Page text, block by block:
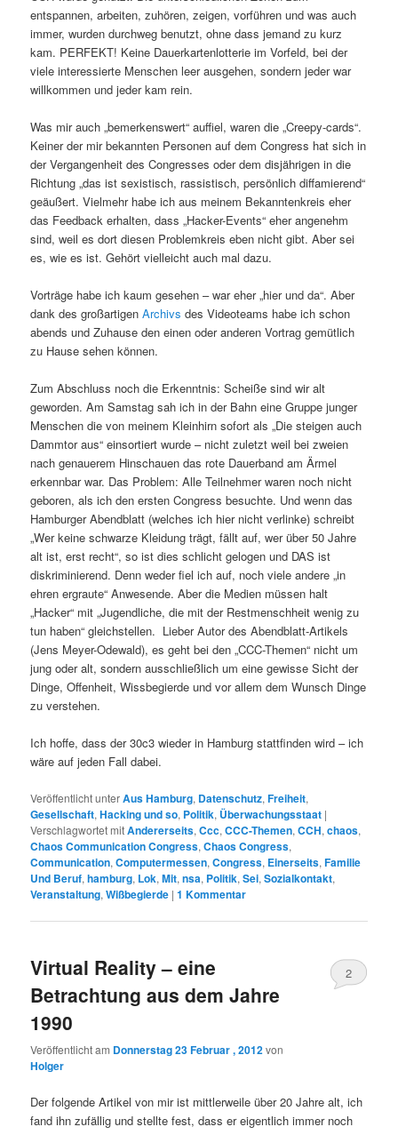
entspannen, arbeiten, zuhören, zeigen, vorführen und was auch
immer, wurden durchweg benutzt, ohne dass jemand zu kurz
kam. PERFEKT! Keine Dauerkartenlotterie im Vorfeld, bei der
viele interessierte Menschen leer ausgehen, sondern jeder war
willkommen und jeder kam rein.
Was mir auch „bemerkenswert“ auffiel, waren die „Creepy-cards“.
Keiner der mir bekannten Personen auf dem Congress hat sich in
der Vergangenheit des Congresses oder dem disjährigen in die
Richtung „das ist sexistisch, rassistisch, persönlich diffamierend“
geäußert. Vielmehr habe ich aus meinem Bekanntenkreis eher
das Feedback erhalten, dass „Hacker-Events“ eher angenehm
sind, weil es dort diesen Problemkreis eben nicht gibt. Aber sei
es, wie es ist. Gehört vielleicht auch mal dazu.
Vorträge habe ich kaum gesehen – war eher „hier und da“. Aber
dank des großartigenArchivs des Videoteams habe ich schon
abends und Zuhause den einen oder anderen Vortrag gemütlich
zu Hause sehen können.
Zum Abschluss noch die Erkenntnis: Scheiße sind wir alt
geworden. Am Samstag sah ich in der Bahn eine Gruppe junger
Menschen die von meinem Kleinhirn sofort als „Die steigen auch
Dammtor aus“ einsortiert wurde – nicht zuletzt weil bei zweien
nach genauerem Hinschauen das rote Dauerband am Ärmel
erkennbar war. Das Problem: Alle Teilnehmer waren noch nicht
geboren, als ich den ersten Congress besuchte. Und wenn das
Hamburger Abendblatt (welches ich hier nicht verlinke) schreibt
„Wer keine schwarze Kleidung trägt, fällt auf, wer über 50 Jahre
alt ist, erst recht“, so ist dies schlicht gelogen und DAS ist
diskriminierend. Denn weder fiel ich auf, noch viele andere „in
ehren ergraute“ Anwesende. Aber die Medien müssen halt
„Hacker“ mit „Jugendliche, die mit der Restmenschheit wenig zu
tun haben“ gleichstellen. Lieber Autor des Abendblatt-Artikels
(Jens Meyer-Odewald), es geht bei den „CCC-Themen“ nicht um
jung oder alt, sondern ausschließlich um eine gewisse Sicht der
Dinge, Offenheit, Wissbegierde und vor allem dem Wunsch Dinge
zu verstehen.
Ich hoffe, dass der 30c3 wieder in Hamburg stattfinden wird – ich
wäre auf jeden Fall dabei.
Veröffentlicht unterAus Hamburg, Datenschutz,Freiheit,
Gesellschaft,Hacking und so, Politik, Überwachungsstaat |
Verschlagwortet mitAndererseits,Ccc,CCC-Themen,CCH,chaos,
Chaos Communication Congress,Chaos Congress,
Communication,Computermessen,Congress, Einerseits,Familie
Und Beruf,hamburg, Lok,Mit,nsa, Politik,Sei,Sozialkontakt,
Veranstaltung,Wißbegierde |1 Kommentar
Virtual Reality – eine
Betrachtung aus dem Jahre
1990
Veröffentlicht am Donnerstag 23 Februar , 2012von
Holger
2
Der folgende Artikel von mir ist mittlerweile über 20 Jahre alt, ich
fand ihn zufällig und stellte fest, dass er eigentlich immer noch